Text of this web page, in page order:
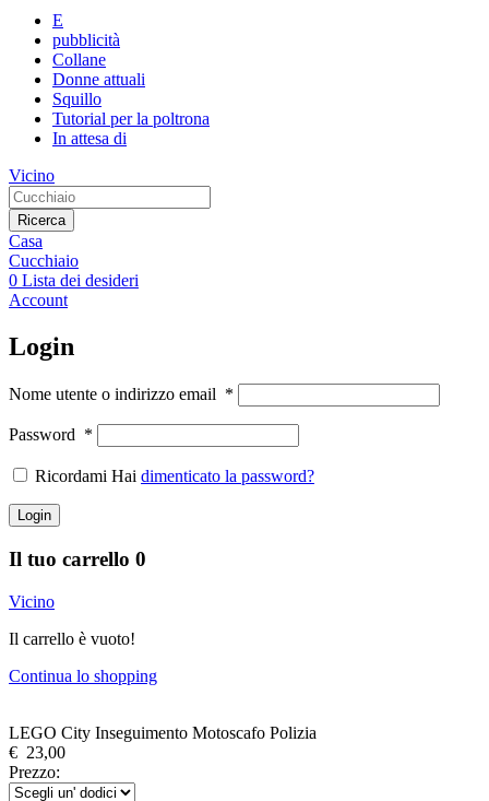
E
pubblicità
Collane
Donne attuali
Squillo
Tutorial per la poltrona
In attesa di
Vicino
Ricerca
Casa
Cucchiaio
0 Lista dei desideri
Account
Login
Nome utente o indirizzo email *
Password *
Ricordami Hai dimenticato la password?
Login
Il tuo carrello 0
Vicino
Il carrello è vuoto!
Continua lo shopping
LEGO City Inseguimento Motoscafo Polizia
€ 23,00
Prezzo: